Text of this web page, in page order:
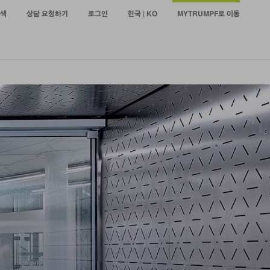
상담 요청하기 로그인 한국 | KO MYTRUMPF로 이동